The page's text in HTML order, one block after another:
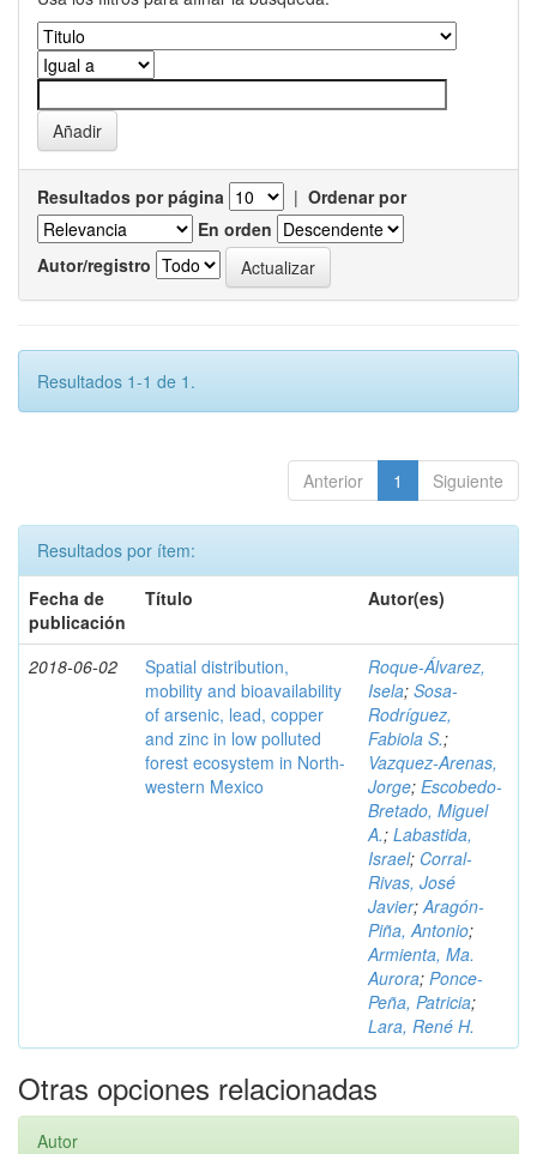
Resultados por página | Ordenar por
En orden
Autor/registro
Resultados 1-1 de 1.
Anterior 1 Siguiente
Resultados por ítem:
Fecha de
publicación
Título Autor(es)
2018-06-02
Spatial distribution,
mobility and bioavailability
of arsenic, lead, copper
and zinc in low polluted
forest ecosystem in North-
western Mexico
Roque-Álvarez,
Isela; Sosa-
Rodríguez,
Fabiola S.;
Vazquez-Arenas,
Jorge; Escobedo-
Bretado, Miguel
A.; Labastida,
Israel; Corral-
Rivas, José
Javier;Aragón-
Piña, Antonio;
Armienta, Ma.
Aurora; Ponce-
Peña, Patricia;
Lara, René H.
Otras opciones relacionadas
Autor